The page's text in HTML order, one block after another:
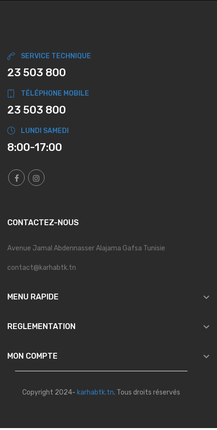
SERVICE TECHNIQUE
23 503 800
TÉLÉPHONE MOBILE
23 503 800
LUNDI SAMEDI
8:00-17:00
CONTACTEZ-NOUS
Avenue Jamal Abdennasser Alajama Gafsa Tunisie
contact@karhabtk.tn
MENU RAPIDE 
REGLEMENTATION 
MON COMPTE 
Copyright 2024- karhabtk.tn. Tous droits réservés